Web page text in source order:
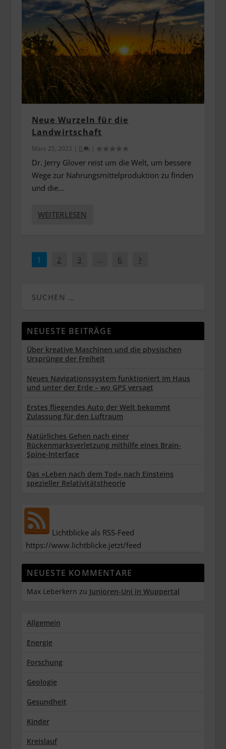
Neue Wurzeln für die
Landwirtschaft
März 25, 2023 | 0 |
Dr. Jerry Glover reist um die Welt, um bessere
Wege zur Nahrungsmittelproduktion zu finden
und die...
WEITERLESEN
1 2 3 … 6
NEUESTE BEITRÄGE
Über kreative Maschinen und die physischen
Ursprünge der Freiheit
Neues Navigationssystem funktioniert im Haus
und unter der Erde – wo GPS versagt
Erstes fliegendes Auto der Welt bekommt
Zulassung für den Luftraum
Natürliches Gehen nach einer
Rückenmarksverletzung mithilfe eines Brain-
Spine-Interface
Das »Leben nach dem Tod« nach Einsteins
spezieller Relativitätstheorie
Lichtblicke als RSS-Feed
https://www.lichtblicke.jetzt/feed
NEUESTE KOMMENTARE
Max Leberkern zu Junioren-Uni in Wuppertal
Allgemein
Energie
Forschung
Geologie
Gesundheit
Kinder
Kreislauf